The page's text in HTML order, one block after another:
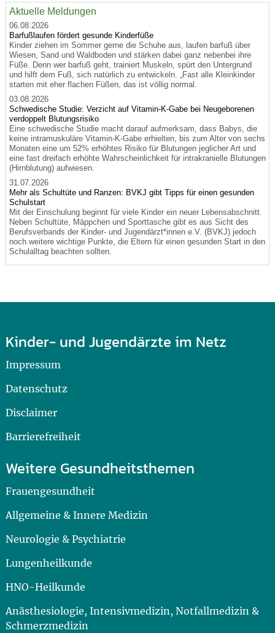
Aktuelle Meldungen
06.08.2026
Barfußlaufen fördert gesunde Kinderfüße
Kinder ziehen im Sommer gerne die Schuhe aus, laufen barfuß über
Wiesen, Sand und Waldboden und stärken dabei ganz nebenbei ihre
Füße. Denn wer barfuß geht, trainiert Muskeln, spürt den Untergrund
und hilft dem Fuß, sich natürlich zu entwickeln. „Fast alle Kleinkinder
starten mit eher flachen Füßen, das ist völlig normal.
03.08.2026
Schwedische Studie: Verzicht auf Vitamin-K-Gabe bei Neugeborenen
verdoppelt Blutungsrisiko
Eine schwedische Studie macht darauf aufmerksam, dass Babys, die
keine intramuskuläre Vitamin-K-Gabe erhielten, bis zum Alter von sechs
Monaten eine um 52% erhöhtes Risiko für Blutungen jeglicher Art und
eine fast dreifach erhöhte Wahrscheinlichkeit für intrakranielle Blutungen
(Hirnblutung) aufwiesen.
31.07.2026
Mehr als Schultüte und Ranzen: BVKJ gibt Tipps für einen gesunden
Schulstart
Mit der Einschulung beginnt für viele Kinder ein neuer Lebensabschnitt.
Neben Schultüte, Mäppchen und Sporttasche gibt es aus Sicht des
Berufsverbands der Kinder- und Jugendärzt*innen e.V. (BVKJ) jedoch
noch weitere wichtige Punkte, die Eltern für einen gesunden Start in den
Schulalltag beachten sollten.
Kinder- und Jugendärzte im Netz
Impressum
Datenschutz
Disclaimer
Barrierefreiheit
Weitere Gesundheitsthemen
Frauengesundheit
Allgemeine & Innere Medizin
Neurologie & Psychiatrie
Lungenheilkunde
HNO-Heilkunde
Anästhesiologie, Intensivmedizin, Notfallmedizin &
Schmerzmedizin